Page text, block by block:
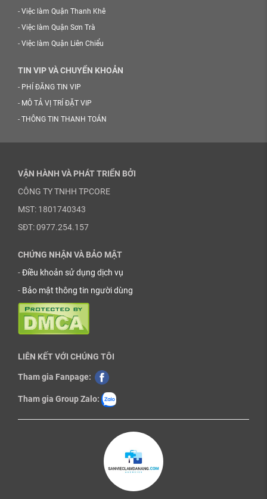
- Việc làm Quận Thanh Khê
- Việc làm Quận Sơn Trà
- Việc làm Quận Liên Chiểu
TIN VIP VÀ CHUYỂN KHOẢN
- PHÍ ĐĂNG TIN VIP
- MÔ TẢ VỊ TRÍ ĐẶT VIP
- THÔNG TIN THANH TOÁN
VẬN HÀNH VÀ PHÁT TRIỂN BỞI
CÔNG TY TNHH TPCORE
MST: 1801740343
SĐT: 0977.254.157
CHỨNG NHẬN VÀ BẢO MẬT
-Điều khoản sử dụng dịch vụ
- Bảo mật thông tin người dùng
LIÊN KẾT VỚI CHÚNG TÔI
Tham gia Fanpage:
Tham gia Group Zalo: